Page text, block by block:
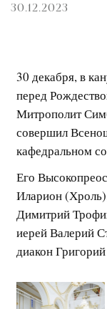
30.12.2023
30 декабря, в
перед
Митрополит
совершил
кафедральном
Его
Иларион
Димитрий
иерей Валерий
диакон